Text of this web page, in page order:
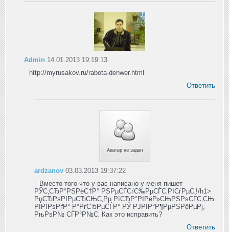
Admin 14.01.2013 19:19:13
http://myrusakov.ru/rabota-denwer.html
Ответить
ardzanov 03.03.2013 19:37:22
Вместо того что у вас написано у меня пишет
РЎС‚СЂР°РЅРёС†Р° РЅРµСЃСѓС‰РµСЃС‚РІСѓРµС‚!/h1>
РџСЂРѕРІРµСЂСЊС‚Рµ РїСЂР°РІРёР»СЊРЅРѕСЃС‚СЊ
РІРІРѕРґР° Р°РґСЂРµСЃР° РЎ РЈРІР°Р¶РµРЅРёРµРј,
РњРѕР№ СЃР°Р№С‚ Как это исправить?
Ответить